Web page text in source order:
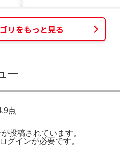
リをもっと見る
ー
点
投稿されています。
ログインが必要です。